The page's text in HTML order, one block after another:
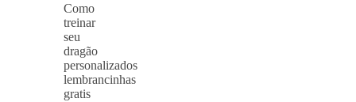
Como
treinar
seu
dragão
personalizados
lembrancinhas
gratis